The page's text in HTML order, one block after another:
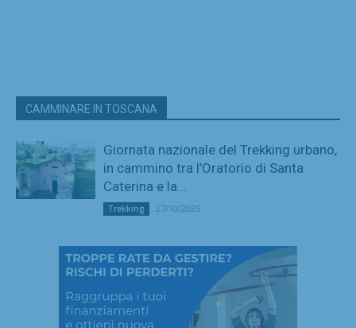
CAMMINARE IN TOSCANA
Giornata nazionale del Trekking urbano,
in cammino tra l’Oratorio di Santa
Caterina e la...
Trekking 27/10/2025